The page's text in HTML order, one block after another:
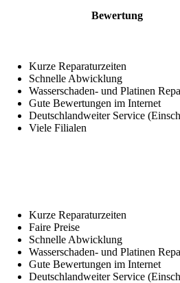
Bewertung
Kurze Reparaturzeiten
Schnelle Abwicklung
Wasserschaden- und Platinen
Gute Bewertungen im Internet
Deutschlandweiter Service
Viele Filialen
Kurze Reparaturzeiten
Faire Preise
Schnelle Abwicklung
Wasserschaden- und Platinen
Gute Bewertungen im Internet
Deutschlandweiter Service